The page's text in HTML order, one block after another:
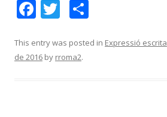
F
e
b
T
itt
er
m
This entry was posted in Expressió escrita
de 2016 by rroma2.